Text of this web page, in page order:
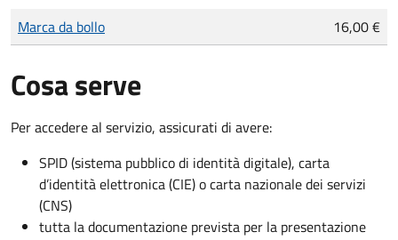
Tipo di pagamento
Importo
Marca da bollo 16,00 €
Cosa serve
Per accedere al servizio, assicurati di avere:
SPID (sistema pubblico di identità digitale), carta
d’identità elettronica (CIE) o carta nazionale dei servizi
(CNS)
tutta la documentazione prevista per la presentazione